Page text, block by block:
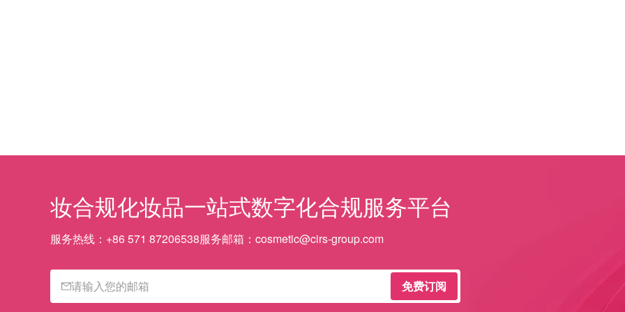
妆合规化妆品一站式数字化合规服务平台
服务热线： +86 571 87206538服务邮箱： cosmetic@cirs-group.com
免费订阅